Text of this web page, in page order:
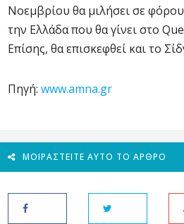
Νοεμβρίου θα μιλήσει σε
την Ελλάδα που θα γίνει στο
Επίσης, θα επισκεφθεί και το
Πηγή: www.amna.gr
ΜΟΙΡΑΣΤΕΊΤΕ ΑΥΤΌ ΤΟ ΆΡΘΡΟ